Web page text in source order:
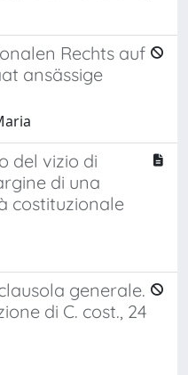
Rechts auf
ansässige
del vizio di
di una
costituzionale
generale.
di C. cost., 24